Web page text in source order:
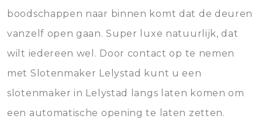
boodschappen naar binnen komt dat de deuren
vanzelf open gaan. Super luxe natuurlijk, dat
wilt iedereen wel. Door contact op te nemen
met Slotenmaker Lelystad kunt u een
slotenmaker in Lelystad langs laten komen om
een automatische opening te laten zetten.